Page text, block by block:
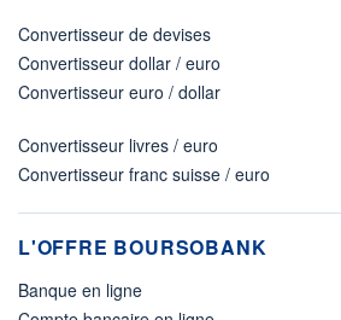
Convertisseur de devises
Convertisseur dollar / euro
Convertisseur euro / dollar
Convertisseur livres / euro
Convertisseur franc suisse / euro
L'OFFRE BOURSOBANK
Banque en ligne